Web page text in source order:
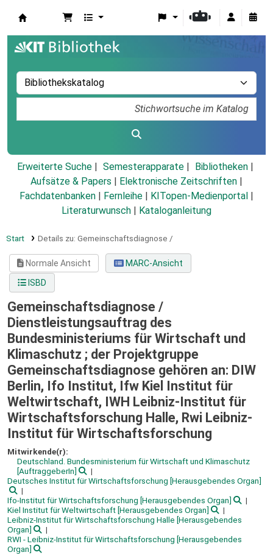
Erweiterte Suche Semesterapparate
Bibliotheken
Aufsätze & Papers
Elektronische Zeitschriften
Fachdatenbanken
Fernleihe KITopen-Medienportal
Literaturwunsch
Kataloganleitung
Start Details zu: Gemeinschaftsdiagnose /
Normale Ansicht
MARC-Ansicht
ISBD
Gemeinschaftsdiagnose /
Dienstleistungsauftrag des
Bundesministeriums für Wirtschaft und
Klimaschutz ; der Projektgruppe
Gemeinschaftsdiagnose gehören an: DIW
Berlin, Ifo Institut, Ifw Kiel Institut für
Weltwirtschaft, IWH Leibniz-Institut für
Wirtschaftsforschung Halle, Rwi Leibniz-
Institut für Wirtschaftsforschung
Mitwirkende(r):
Deutschland. Bundesministerium für Wirtschaft und Klimaschutz
[AuftraggeberIn]
Deutsches Institut für Wirtschaftsforschung [Herausgebendes Organ]
Ifo-Institut für Wirtschaftsforschung [Herausgebendes Organ]
Kiel Institut für Weltwirtschaft [Herausgebendes Organ]
Leibniz-Institut für Wirtschaftsforschung Halle [Herausgebendes
Organ]
RWI - Leibniz-Institut für Wirtschaftsforschung [Herausgebendes
Organ]